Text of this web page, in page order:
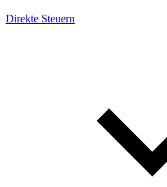
Direkte Steuern